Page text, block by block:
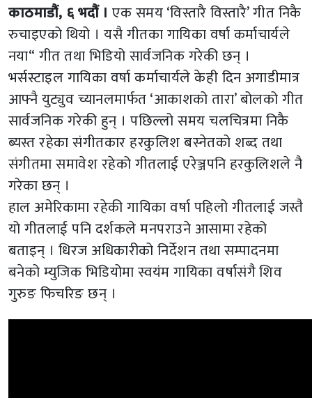
काठमाडौं, ६ भदौं । एक समय ‘विस्तारै विस्तारै’ गीत निकै
रुचाइएको थियो । यसै गीतका गायिका वर्षा कर्माचार्यले
नया“ गीत तथा भिडियो सार्वजनिक गरेकी छन् ।
भर्सस्टाइल गायिका वर्षा कर्माचार्यले केही दिन अगाडीमात्र
आफ्नै युट्युव च्यानलमार्फत ‘आकाशको तारा’ बोलको गीत
सार्वजनिक गरेकी हुन् । पछिल्लो समय चलचित्रमा निकै
ब्यस्त रहेका संगीतकार हरकुलिश बस्नेतको शब्द तथा
संगीतमा समावेश रहेको गीतलाई एरेञ्जपनि हरकुलिशले नै
गरेका छन् ।
हाल अमेरिकामा रहेकी गायिका वर्षा पहिलो गीतलाई जस्तै
यो गीतलाई पनि दर्शकले मनपराउने आसामा रहेको
बताइन् । धिरज अधिकारीको निर्देशन तथा सम्पादनमा
बनेको म्युजिक भिडियोमा स्वयंम गायिका वर्षासंगै शिव
गुरुङ फिचरिङ छन् ।